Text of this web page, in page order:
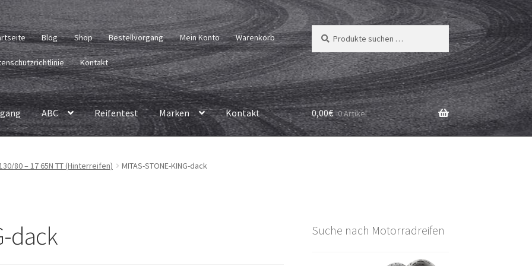
Blog Shop Bestellvorgang Mein Konto Warenkorb
Kontakt
Suchen
nach:
Suchen
ABC Reifentest Marken Kontakt 0,00€ 0 Artikel
80 – 17 65N TT (Hinterreifen) MITAS-STONE-KING-dack
dack Suche nach Motorradreifen